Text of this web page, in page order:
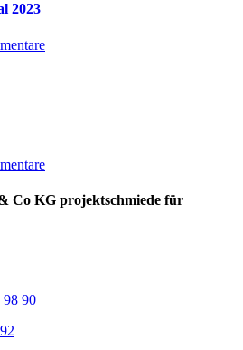
2023
Co KG projektschmiede für
98 90